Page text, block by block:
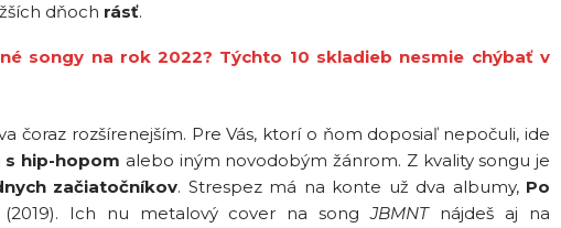
dňoch rásť.
songy na rok 2022? Týchto 10 skladieb nesmie chýbať v
čoraz rozšírenejším. Pre Vás, ktorí o ňom doposiaľ nepočuli, ide
s hip-hopom alebo iným novodobým žánrom. Z kvality songu je
začiatočníkov. Strespez má na konte už dva albumy,Po
(2019). Ich nu metalový cover na songJBMNTnájdeš aj na